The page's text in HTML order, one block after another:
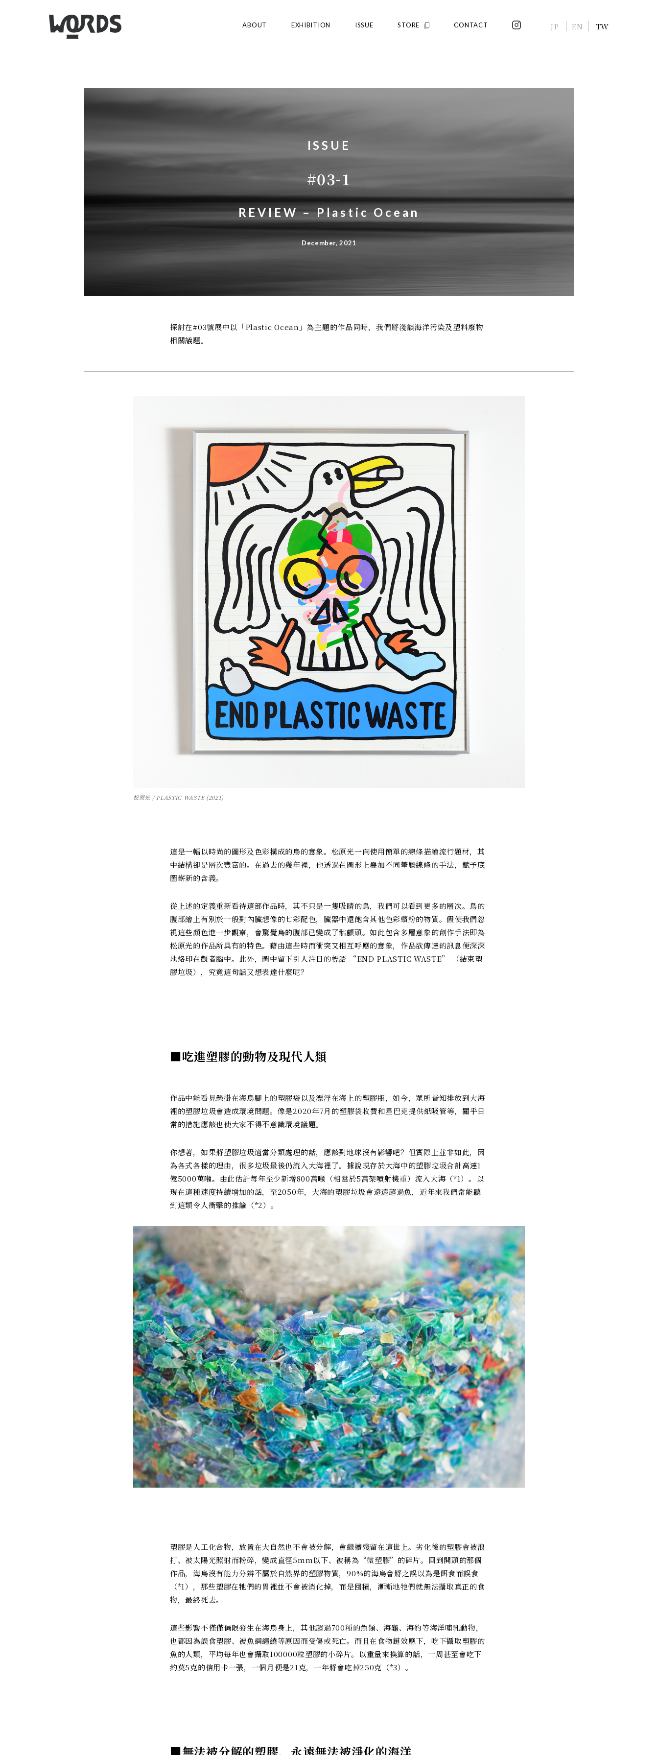
ABOUT EXHIBITION ISSUE STORE CONTACT JP EN TW
ISSUE
#03-1
REVIEW – Plastic Ocean
December, 2021
探討在#03號展中以「Plastic Ocean」為主題的作品同時，我們將淺談海洋污染及塑料廢物
相關議題。
松原光 / PLASTIC WASTE (2021)
這是一幅以時尚的圖形及色彩構成的鳥的意象。松原光一向使用簡單的線條描繪流行題材，其
中結構卻是層次豐富的。在過去的幾年裡，他透過在圖形上疊加不同筆觸線條的手法，賦予底
圖嶄新的含義。
從上述的定義重新看待這部作品時，其不只是一隻吸睛的鳥，我們可以看到更多的層次。鳥的
腹部繪上有別於一般對內臟想像的七彩配色，臟器中還飽含其他色彩繽紛的物質。假使我們忽
視這些顏色進一步觀察，會驚覺鳥的腹部已變成了骷顱頭。如此包含多層意象的創作手法即為
松原光的作品所具有的特色。藉由這些時而衝突又相互呼應的意象，作品欲傳達的訊息便深深
地烙印在觀者腦中。此外，圖中留下引人注目的標語 “END PLASTIC WASTE” （結束塑
膠垃圾），究竟這句話又想表達什麼呢？
■吃進塑膠的動物及現代人類
作品中能看見懸掛在海鳥腳上的塑膠袋以及漂浮在海上的塑膠瓶，如今，眾所皆知排放到大海
裡的塑膠垃圾會造成環境問題。像是2020年7月的塑膠袋收費和星巴克提供紙吸管等，關乎日
常的措施應該也使大家不得不意識環境議題。
你想著，如果將塑膠垃圾適當分類處理的話，應該對地球沒有影響吧？但實際上並非如此，因
為各式各樣的理由，很多垃圾最後仍流入大海裡了。據說現存於大海中的塑膠垃圾合計高達1
億5000萬噸。由此估計每年至少新增800萬噸（相當於5萬架噴射機重）流入大海（*1）。以
現在這種速度持續增加的話，至2050年，大海的塑膠垃圾會遠遠超過魚，近年來我們常能聽
到這類令人衝擊的推論（*2）。
塑膠是人工化合物，放置在大自然也不會被分解，會繼續殘留在這世上。劣化後的塑膠會被浪
打、被太陽光照射而粉碎，變成直徑5mm以下、被稱為“微塑膠”的碎片。回到開頭的那個
作品，海鳥沒有能力分辨不屬於自然界的塑膠物質，90%的海鳥會將之誤以為是餌食而誤食
（*1），那些塑膠在牠們的胃裡並不會被消化掉，而是囤積，漸漸地牠們就無法攝取真正的食
物，最終死去。
這些影響不僅僅侷限發生在海鳥身上，其他超過700種的魚類、海龜、海豹等海洋哺乳動物，
也都因為誤食塑膠、被魚網纏繞等原因而受傷或死亡。而且在食物鏈效應下，吃下攝取塑膠的
魚的人類，平均每年也會攝取100000粒塑膠的小碎片。以重量來換算的話，一周甚至會吃下
約莫5克的信用卡一張，一個月便是21克，一年將會吃掉250克（*3）。
■無法被分解的塑膠，永遠無法被淨化的海洋